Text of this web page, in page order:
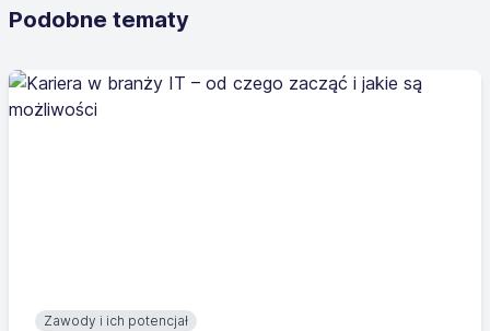
Podobne tematy
Zawody i ich potencjał